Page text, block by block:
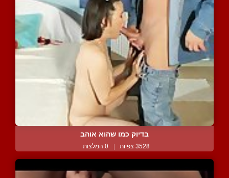
בדיוק כמו שהוא אוהב
3528 צפיות | 0 המלצות